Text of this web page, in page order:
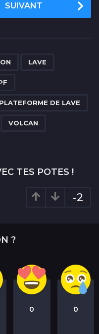
SUIVANT
LAVE
PLATEFORME DE LAVE
VOLCAN
TES POTES !
-2
?
0 0